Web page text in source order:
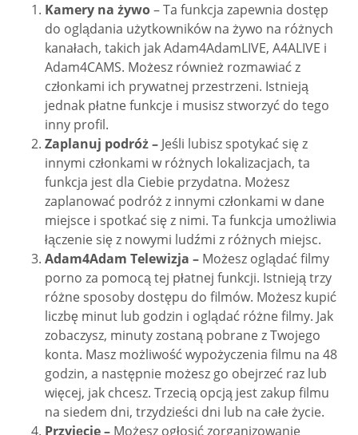
Kamery na żywo– Ta funkcja zapewnia dostęp
do oglądania użytkowników na żywo na różnych
kanałach, takich jak Adam4AdamLIVE, A4ALIVE i
Adam4CAMS. Możesz również rozmawiać z
członkami ich prywatnej przestrzeni. Istnieją
jednak płatne funkcje i musisz stworzyć do tego
inny profil.
Zaplanuj podróż – Jeśli lubisz spotykać się z
innymi członkami w różnych lokalizacjach, ta
funkcja jest dla Ciebie przydatna. Możesz
zaplanować podróż z innymi członkami w dane
miejsce i spotkać się z nimi. Ta funkcja umożliwia
łączenie się z nowymi ludźmi z różnych miejsc.
Adam4Adam Telewizja – Możesz oglądać filmy
porno za pomocą tej płatnej funkcji. Istnieją trzy
różne sposoby dostępu do filmów. Możesz kupić
liczbę minut lub godzin i oglądać różne filmy. Jak
zobaczysz, minuty zostaną pobrane z Twojego
konta. Masz możliwość wypożyczenia filmu na 48
godzin, a następnie możesz go obejrzeć raz lub
więcej, jak chcesz. Trzecią opcją jest zakup filmu
na siedem dni, trzydzieści dni lub na całe życie.
Przyjęcie – Możesz ogłosić zorganizowanie